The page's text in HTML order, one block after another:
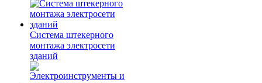
Система штекерного
монтажа электросети
зданий